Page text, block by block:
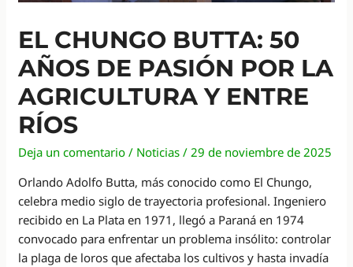
EL CHUNGO BUTTA: 50
AÑOS DE PASIÓN POR LA
AGRICULTURA Y ENTRE
RÍOS
Deja un comentario / Noticias /29 de noviembre de 2025
Orlando Adolfo Butta, más conocido como El Chungo,
celebra medio siglo de trayectoria profesional. Ingeniero
recibido en La Plata en 1971, llegó a Paraná en 1974
convocado para enfrentar un problema insólito: controlar
la plaga de loros que afectaba los cultivos y hasta invadía